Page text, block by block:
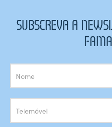
SUBSCREVA A
Subscrição
Newsletter